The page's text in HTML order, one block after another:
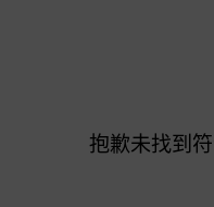
抱歉未找到